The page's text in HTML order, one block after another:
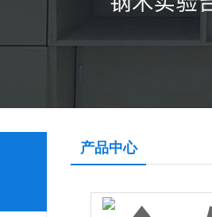
产品中心